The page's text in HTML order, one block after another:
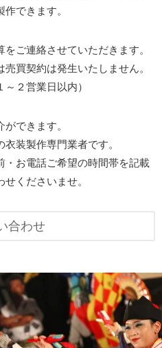
できます。
ご連絡させていただきます。
買契約は発生いたしません。
２営業日以内）
できます。
装製作専門業者です。
お電話ご希望の時間帯を記載
くださいませ。
合わせ